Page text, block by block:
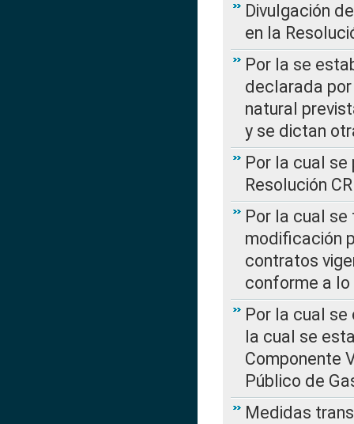
Divulgación
en la
Por la se
declarada
natural
y se dictan
Por la cual
Resolución
Por la cual
modificación
contratos
conforme a lo
Por la cual se
la cual se
Componente
Público de
Medidas